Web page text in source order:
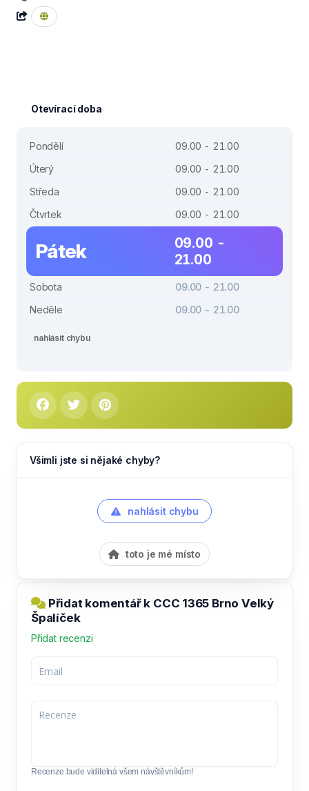
Otevírací doba
Pondělí
09.00 - 21.00
Úterý
09.00 - 21.00
Středa
09.00 - 21.00
Čtvrtek
09.00 - 21.00
Pátek
09.00 -
21.00
Sobota
09.00 - 21.00
Neděle
09.00 - 21.00
nahlásit chybu
Všimli jste si nějaké chyby?
nahlásit chybu
toto je mé místo
Přidat komentář k CCC 1365 Brno Velký
Špalíček
Přidat recenzi
Recenze bude viditelná všem návštěvníkům!